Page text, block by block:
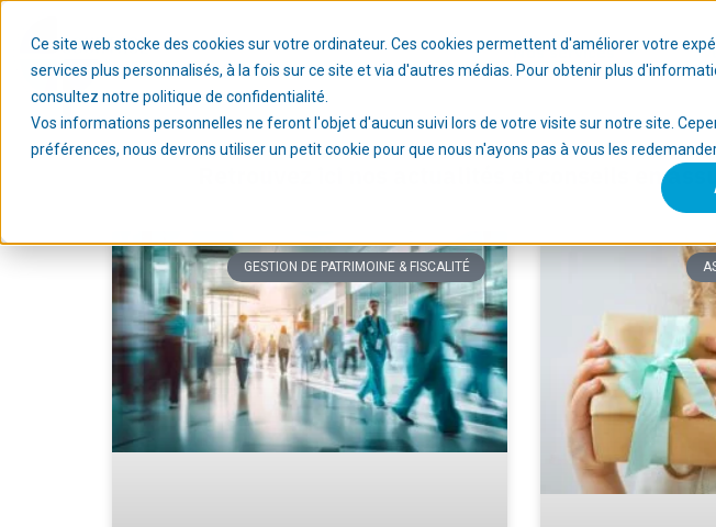
Ce site web stocke des cookies sur votre ordinateur. Ces cookies permettent d'améliorer votre
services plus personnalisés, à la fois sur ce site et via d'autres médias. Pour obtenir plus
consultez notre politique de confidentialité.
Vos informations personnelles ne feront l'objet d'aucun suivi lors de votre visite sur notre site.
préférences, nous devrons utiliser un petit cookie pour que nous n'ayons pas à vous les
Nos services
Retrouvez ici nos actualités et conseils en
GESTION DE PATRIMOINE & FISCALITÉ